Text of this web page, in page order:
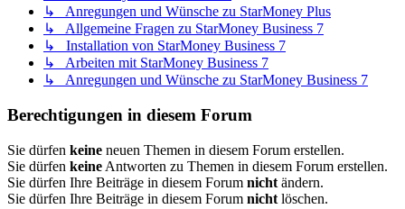
↳ Anregungen und Wünsche zu StarMoney Plus
↳ Allgemeine Fragen zu StarMoney Business 7
↳ Installation von StarMoney Business 7
↳ Arbeiten mit StarMoney Business 7
↳ Anregungen und Wünsche zu StarMoney Business 7
Berechtigungen in diesem Forum
Sie dürfen keine neuen Themen in diesem Forum erstellen.
Sie dürfen keine Antworten zu Themen in diesem Forum erstellen.
Sie dürfen Ihre Beiträge in diesem Forum nicht ändern.
Sie dürfen Ihre Beiträge in diesem Forum nicht löschen.